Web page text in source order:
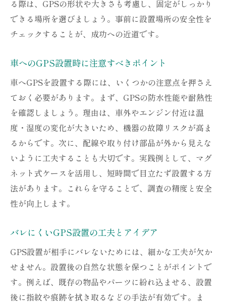
る際は、GPSの形状や大きさも考慮し、固定がしっかり
できる場所を選びましょう。事前に設置場所の安全性を
チェックすることが、成功への近道です。
車へのGPS設置時に注意すべきポイント
車へGPSを設置する際には、いくつかの注意点を押さえ
ておく必要があります。まず、GPSの防水性能や耐熱性
を確認しましょう。理由は、車外やエンジン付近は温
度・湿度の変化が大きいため、機器の故障リスクが高ま
るからです。次に、配線や取り付け部品が外から見えな
いように工夫することも大切です。実践例として、マグ
ネット式ケースを活用し、短時間で目立たず設置する方
法があります。これらを守ることで、調査の精度と安全
性が向上します。
バレにくいGPS設置の工夫とアイデア
GPS設置が相手にバレないためには、細かな工夫が欠か
せません。設置後の自然な状態を保つことがポイントで
す。例えば、既存の物品やパーツに紛れ込ませる、設置
後に指紋や痕跡を拭き取るなどの手法が有効です。ま